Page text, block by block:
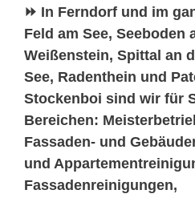
⏩ In Ferndorf und im
Feld am See, Seeboden
Weißenstein, Spittal an
See, Radenthein und
Stockenboi sind wir für
Bereichen:
Fassaden- und
und
Fassadenreinigungen,